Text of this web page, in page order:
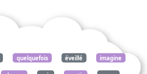
quelquefois éveillé imagine